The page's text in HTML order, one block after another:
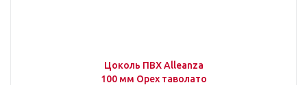
Цоколь ПВХ Alleanza
100 мм Орех таволато